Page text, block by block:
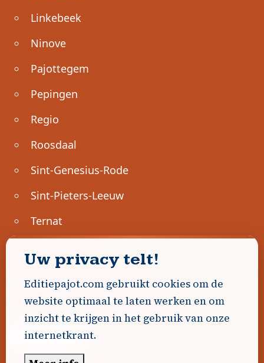
Linkebeek
Ninove
Pajottegem
Pepingen
Regio
Roosdaal
Sint-Genesius-Rode
Sint-Pieters-Leeuw
Ternat
Geen advertenties gevonden.
Uw advertentie hier? Contacteer ons!
Word Partner!
Uw privacy telt!
Editiepajot.com gebruikt cookies om de
website optimaal te laten werken en om
inzicht te krijgen in het gebruik van onze
internetkrant.